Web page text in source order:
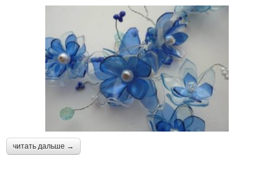
читать дальше →